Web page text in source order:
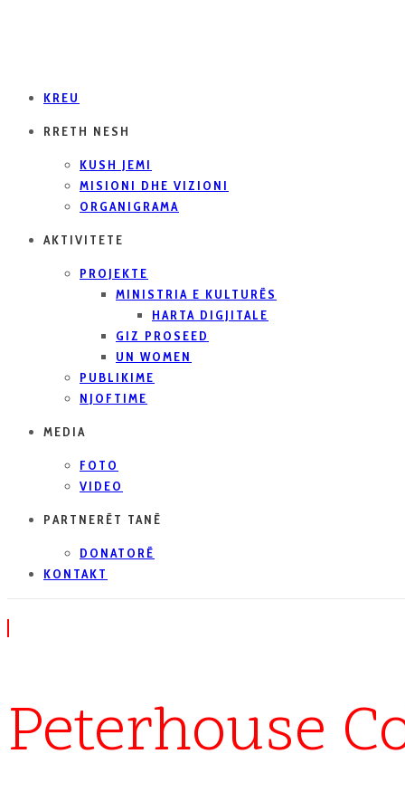
KREU
RRETH NESH
KUSH JEMI
MISIONI DHE VIZIONI
ORGANIGRAMA
AKTIVITETE
PROJEKTE
MINISTRIA E KULTURËS
HARTA DIGJITALE
GIZ PROSEED
UN WOMEN
PUBLIKIME
NJOFTIME
MEDIA
FOTO
VIDEO
PARTNERËT TANË
DONATORË
KONTAKT
Peterhouse